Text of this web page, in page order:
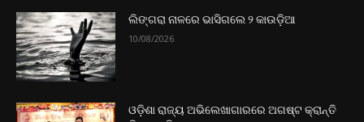
ଲିଙ୍ଗରା ନାଳରେ ଭାସିଗଲେ ୨ କାଉଡ଼ିଆ
10/08/2026
ଓଡ଼ିଶା ରାଜ୍ୟ ଅଭିଲେଖାଗାରରେ ଅଗଷ୍ଟ କ୍ରାନ୍ତି